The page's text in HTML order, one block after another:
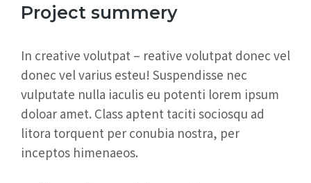
Project summery
In creative volutpat – reative volutpat donec vel
donec vel varius esteu! Suspendisse nec
vulputate nulla iaculis eu potenti lorem ipsum
doloar amet. Class aptent taciti sociosqu ad
litora torquent per conubia nostra, per
inceptos himenaeos.